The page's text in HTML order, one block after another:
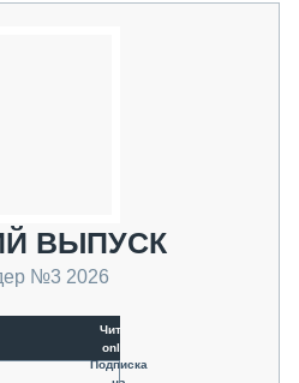
ВЫПУСК
№3 2026
Читать
online
Подписка